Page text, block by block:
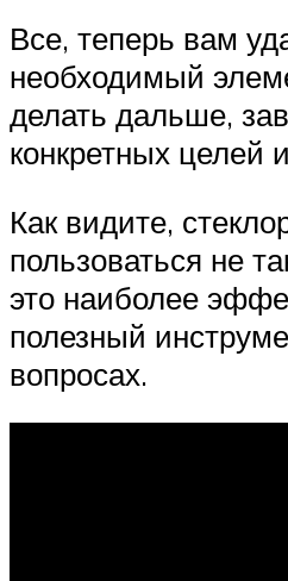
Все, теперь вам
необходимый
делать дальше,
конкретных целей
Как видите,
пользоваться не
это наиболее
полезный
вопросах.